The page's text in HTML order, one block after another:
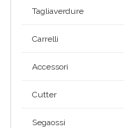
Tagliaverdure
Carrelli
Accessori
Cutter
Segaossi